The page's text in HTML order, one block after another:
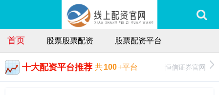
首页 股票股票配资 股票配资平台
十大配资平台推荐 共100+平台 恒信证券官网